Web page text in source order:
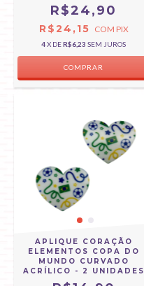
R$24,90
R$24,15 COM PIX
4X DER$6,23 SEM JUROS
APLIQUE CORAÇÃO
ELEMENTOS COPA DO
MUNDO CURVADO
ACRÍLICO - 2 UNIDADES